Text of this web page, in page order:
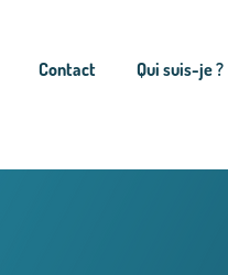
Contact Qui suis-je ?